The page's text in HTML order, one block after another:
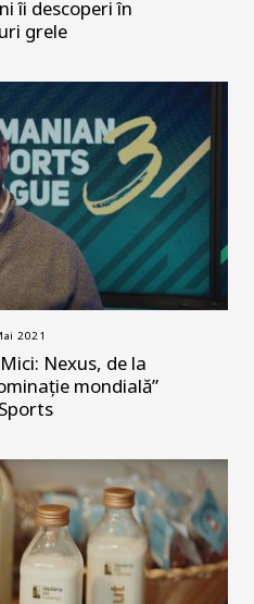
îi descoperi în
grele
2021
Nexus, de la
mondială”